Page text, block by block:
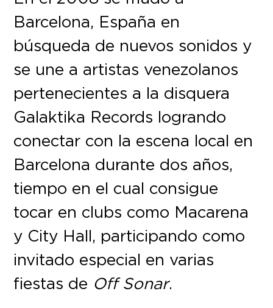
Barcelona, España en
búsqueda de nuevos sonidos y
se une a artistas venezolanos
pertenecientes a la disquera
Galaktika Records logrando
conectar con la escena local en
Barcelona durante dos años,
tiempo en el cual consigue
tocar en clubs como Macarena
y City Hall, participando como
invitado especial en varias
fiestas de Off Sonar.